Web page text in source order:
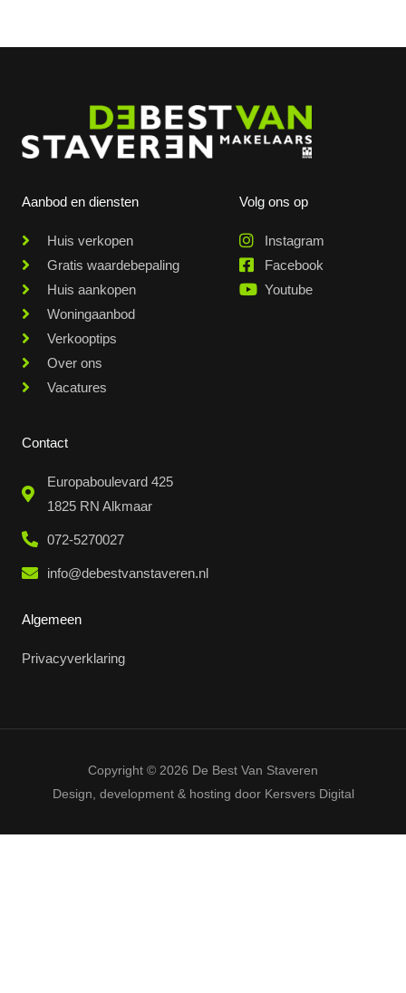
Aanbod en diensten
Huis verkopen
Gratis waardebepaling
Huis aankopen
Woningaanbod
Verkooptips
Over ons
Vacatures
Volg ons op
Instagram
Facebook
Youtube
Contact
Europaboulevard 425
1825 RN Alkmaar
072-5270027
info@debestvanstaveren.nl
Algemeen
Privacyverklaring
Copyright © 2026 De Best Van Staveren
Design, development & hosting door Kersvers Digital